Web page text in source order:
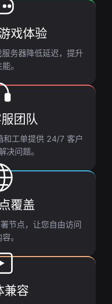
戏体验
务器降低延迟，提升
。
团队
和工单提供 24/7 客户
决问题。
覆盖
节点，让您自由访问
。
兼容